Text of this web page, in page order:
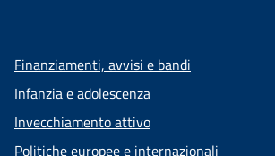
Finanziamenti, avvisi e bandi
Infanzia e adolescenza
Invecchiamento attivo
Politiche europee e internazionali